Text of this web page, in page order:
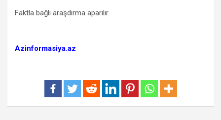
Faktla bağlı araşdırma aparılır.
Azinformasiya.az